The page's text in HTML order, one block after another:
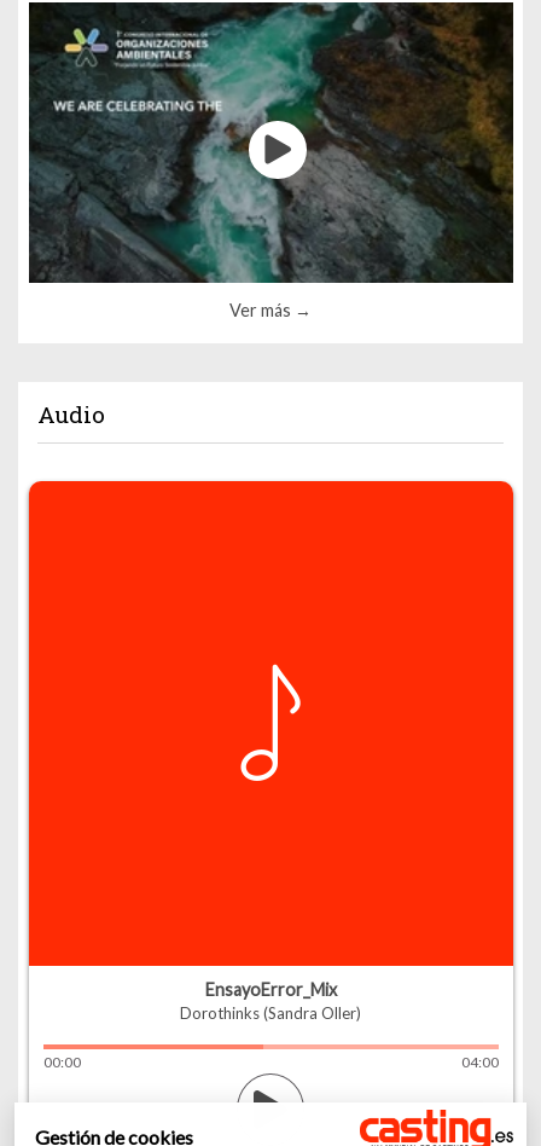
Ver más
Audio
Dorothinks (Sandra Oller)
EnsayoError_Mix
00:00 04:00
Gestión de cookies